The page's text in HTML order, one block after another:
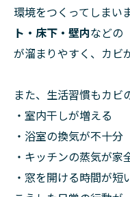
環境をつくってしまい
ト・床下・壁内などの
が溜まりやすく、カビ
また、生活習慣もカビ
・室内干しが増える
・浴室の換気が不十分
・キッチンの蒸気が家
・窓を開ける時間が短